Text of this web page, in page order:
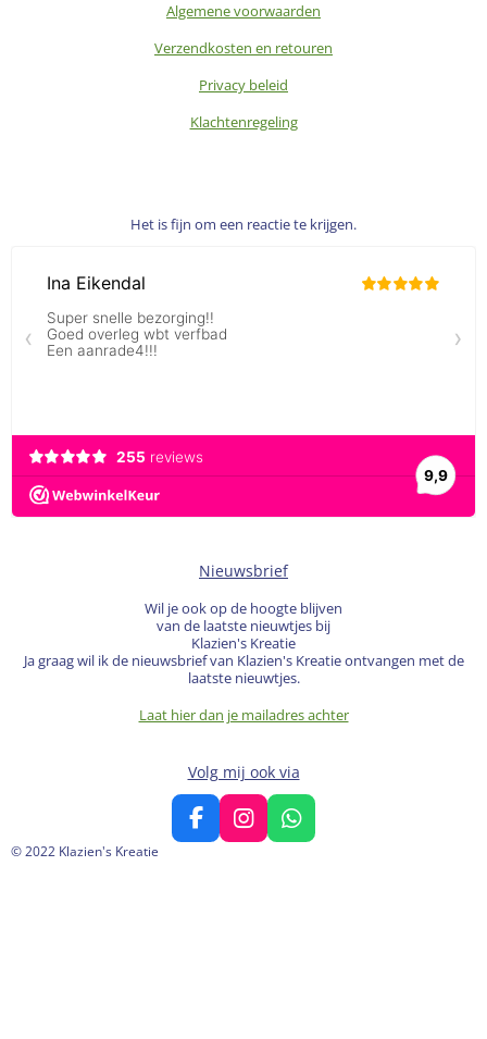
Algemene voorwaarden
Verzendkosten en retouren
Privacy beleid
Klachtenregeling
Het is fijn om een reactie te krijgen.
Nieuwsbrief
Wil je ook op de hoogte blijven
van de laatste nieuwtjes bij
Klazien's Kreatie
Ja graag wil ik de nieuwsbrief van Klazien's Kreatie ontvangen met de
laatste nieuwtjes.
Laat hier dan je mailadres achter
Volg mij ook via
F
a
I
n
W
h
© 2022 Klazien's Kreatie